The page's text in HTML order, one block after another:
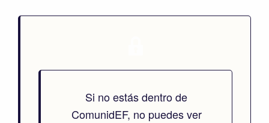
Si no estás dentro de
ComunidEF, no puedes ver